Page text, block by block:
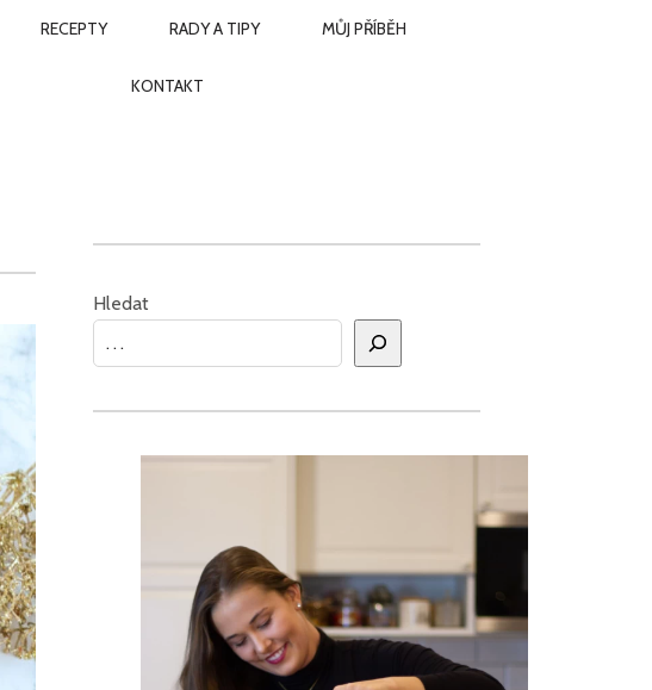
RECEPTY RADY A TIPY MŮJ PŘÍBĚH
KONTAKT
Hledat